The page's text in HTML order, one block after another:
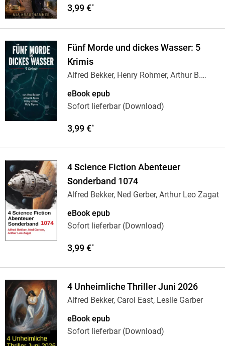
3,99 €*
Fünf Morde und dickes Wasser: 5
Krimis
Alfred Bekker, Henry Rohmer, Arthur B.
eBook epub
Sofort lieferbar (Download)
3,99 €*
4 Science Fiction Abenteuer
Sonderband 1074
Alfred Bekker, Ned Gerber, Arthur Leo Zagat
eBook epub
Sofort lieferbar (Download)
3,99 €*
4 Unheimliche Thriller Juni 2026
Alfred Bekker, Carol East, Leslie Garber
eBook epub
Sofort lieferbar (Download)